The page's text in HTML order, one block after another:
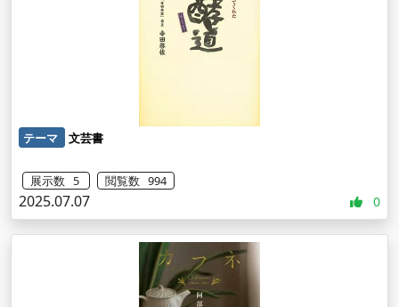
テーマ 文芸書
展示数 5 閲覧数 994
2025.07.07 0